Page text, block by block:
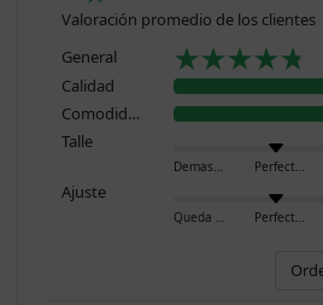
Valoración promedio de los clientes
General
Calidad
Comodidad
Talle
Demasiado pequeño Perfecto
Ajuste
Queda ajustado Perfecto